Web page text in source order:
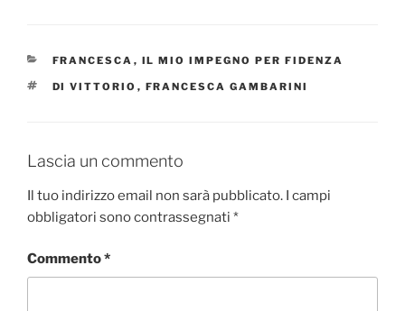
CATEGORIE
FRANCESCA , IL MIO IMPEGNO PER FIDENZA
TAG
DI VITTORIO , FRANCESCA GAMBARINI
Lascia un commento
Il tuo indirizzo email non sarà pubblicato. I campi
obbligatori sono contrassegnati *
Commento*